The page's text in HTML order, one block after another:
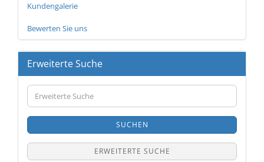
Kundengalerie
Bewerten Sie uns
Erweiterte Suche
Erweiterte
Suche
SUCHEN
ERWEITERTE SUCHE